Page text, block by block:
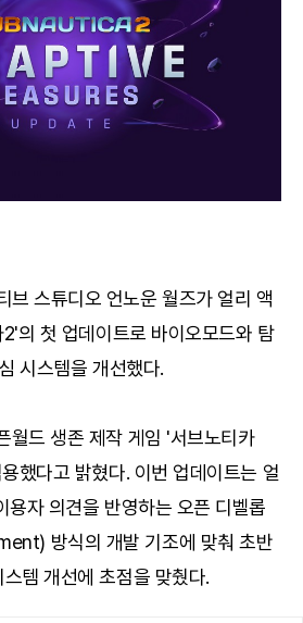
브 스튜디오 언노운 월즈가 얼리 액
의 첫 업데이트로 바이오모드와 탐
시스템을 개선했다.
월드 생존 제작 게임 '서브노티카
했다고 밝혔다. 이번 업데이트는 얼
용자 의견을 반영하는 오픈 디벨롭
방식의 개발 기조에 맞춰 초반
템 개선에 초점을 맞췄다.